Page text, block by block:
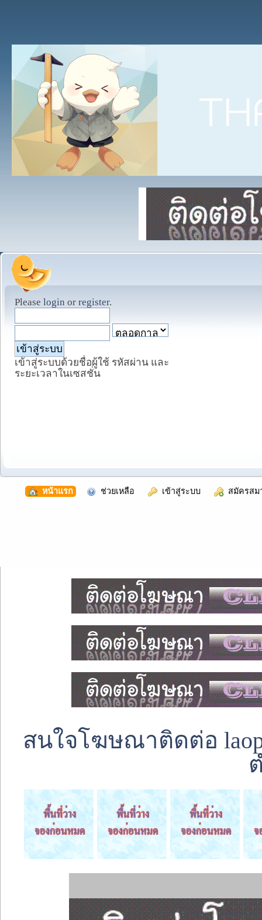
Please login or register.
เข้าสู่ระบบด้วยชื่อผู้ใช้ รหัสผ่าน และ
ระยะเวลาในเซสชั่น
หน้าแรก ช่วยเหลือ เข้าสู่ระบบ สมัครสม
สนใจโฆษณาติดต่อ